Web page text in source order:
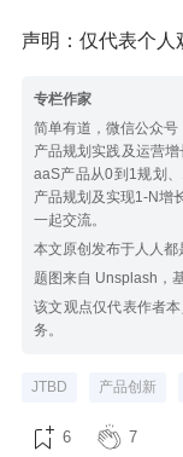
声明：仅代表个人
专栏作家
简单有道，微信公众
产品规划实践及运营
aaS产品从0到1规划
产品规划及实现1-N增
一起交流。
本文原创发布于人人都
题图来自 Unsplash，
该文观点仅代表作者
务。
JTBD 产品创新
6 7